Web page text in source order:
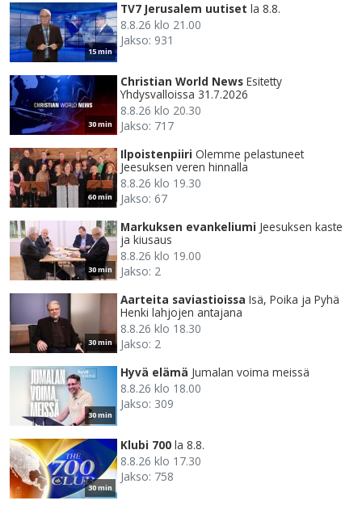
15 min
TV7 Jerusalem uutiset la 8.8.
8.8.26 klo 21.00
Jakso: 931
30 min
Christian World News Esitetty
Yhdysvalloissa 31.7.2026
8.8.26 klo 20.30
Jakso: 717
60 min
Ilpoistenpiiri Olemme pelastuneet
Jeesuksen veren hinnalla
8.8.26 klo 19.30
Jakso: 67
30 min
Markuksen evankeliumi Jeesuksen kaste
ja kiusaus
8.8.26 klo 19.00
Jakso: 2
30 min
Aarteita saviastioissa Isä, Poika ja Pyhä
Henki lahjojen antajana
8.8.26 klo 18.30
Jakso: 2
30 min
Hyvä elämä Jumalan voima meissä
8.8.26 klo 18.00
Jakso: 309
30 min
Klubi 700 la 8.8.
8.8.26 klo 17.30
Jakso: 758